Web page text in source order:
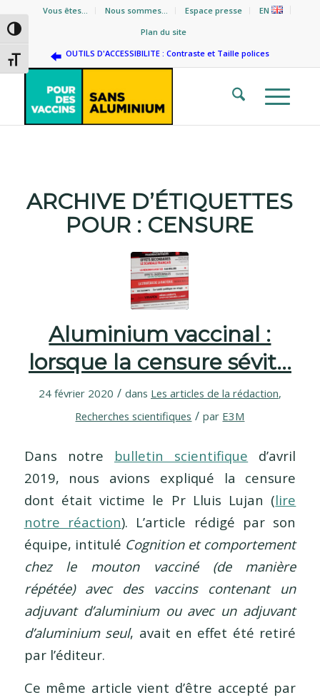
Passer en contraste élevé
Changer la taille de la police
Vous êtes… Nous sommes… Espace presse
EN
Plan du site
OUTILS D'ACCESSIBILITE : Contraste et Taille polices
ARCHIVE D’ÉTIQUETTES
POUR : CENSURE
Aluminium vaccinal :
lorsque la censure sévit…
24 février 2020 / dans Les articles de la rédaction,
Recherches scientifiques / par E3M
Dans notre bulletin scientifique d’avril
2019, nous avions expliqué la censure
dont était victime le Pr Lluis Lujan (lire
notre réaction). L’article rédigé par son
équipe, intitulé Cognition et comportement
chez le mouton vacciné (de manière
répétée) avec des vaccins contenant un
adjuvant d’aluminium ou avec un adjuvant
d’aluminium seul, avait en effet été retiré
par l’éditeur.
Ce même article vient d’être accepté par